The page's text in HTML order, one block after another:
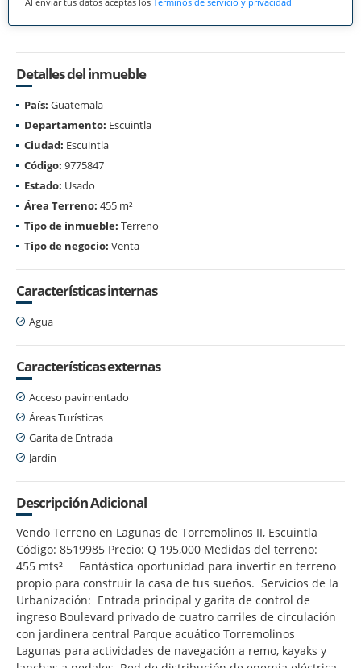
Detalles del inmueble
País: Guatemala
Departamento: Escuintla
Ciudad: Escuintla
Código: 9775847
Estado: Usado
Área Terreno: 455 m²
Tipo de inmueble: Terreno
Tipo de negocio: Venta
Características internas
Agua
Características externas
Acceso pavimentado
Áreas Turísticas
Garita de Entrada
Jardín
Descripción Adicional
Vendo Terreno en Lagunas de Torremolinos II, Escuintla
Código: 8519985 Precio: Q 195,000 Medidas del terreno:
455 mts² Fantástica oportunidad para invertir en terreno
propio para construir la casa de tus sueños. Servicios de la
Urbanización: Entrada principal y garita de control de
ingreso Boulevard privado de cuatro carriles de circulación
con jardinera central Parque acuático Torremolinos
Lagunas para actividades de navegación a remo, kayaks y